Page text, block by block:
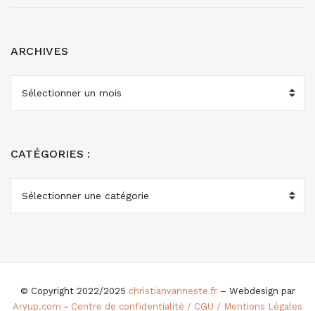
ARCHIVES
ARCHIVES
CATÉGORIES :
CATÉGORIES
© Copyright 2022/2025 christianvanneste.fr– Webdesign par
Aryup.com - Centre de confidentialité / CGU / Mentions Légales